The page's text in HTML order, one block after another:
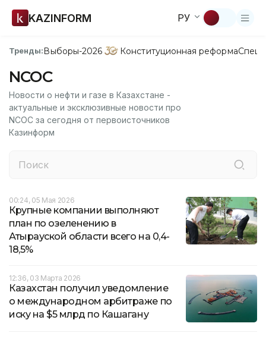
KAZINFORM РУ
Тренды:Выборы-2026 Конституционная реформа
NCOC
Новости о нефти и газе в Казахстане -
актуальные и эксклюзивные новости про
NCOC за сегодня от первоисточников
Казинформ
00:24, 05 Мая 2026
Крупные компании выполняют
план по озеленению в
Атырауской области всего на 0,4-
18,5%
12:36, 03 Марта 2026
Казахстан получил уведомление
о международном арбитраже по
иску на $5 млрд по Кашагану